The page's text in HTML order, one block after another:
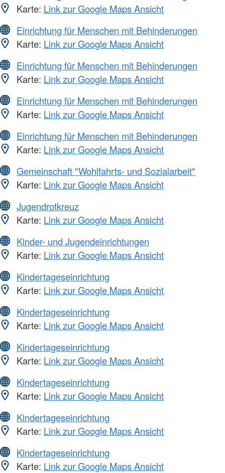
Karte: Link zur Google Maps Ansicht
Einrichtung für Menschen mit Behinderungen
Karte: Link zur Google Maps Ansicht
Einrichtung für Menschen mit Behinderungen
Karte: Link zur Google Maps Ansicht
Einrichtung für Menschen mit Behinderungen
Karte: Link zur Google Maps Ansicht
Einrichtung für Menschen mit Behinderungen
Karte: Link zur Google Maps Ansicht
Gemeinschaft "Wohlfahrts- und Sozialarbeit"
Karte: Link zur Google Maps Ansicht
Jugendrotkreuz
Karte: Link zur Google Maps Ansicht
Kinder- und Jugendeinrichtungen
Karte: Link zur Google Maps Ansicht
Kindertageseinrichtung
Karte: Link zur Google Maps Ansicht
Kindertageseinrichtung
Karte: Link zur Google Maps Ansicht
Kindertageseinrichtung
Karte: Link zur Google Maps Ansicht
Kindertageseinrichtung
Karte: Link zur Google Maps Ansicht
Kindertageseinrichtung
Karte: Link zur Google Maps Ansicht
Kindertageseinrichtung
Karte: Link zur Google Maps Ansicht